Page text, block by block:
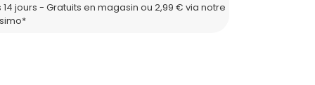
14 jours - Gratuits en magasin ou 2,99 € via notre